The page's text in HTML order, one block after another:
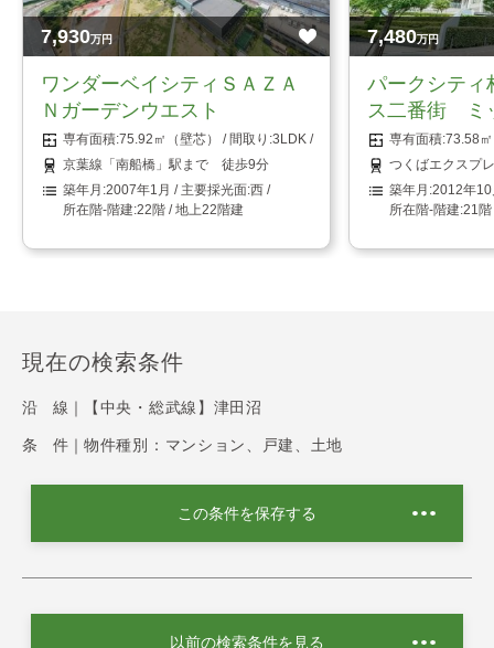
7,930万円
ワンダーベイシティＳＡＺＡ
Ｎガーデンウエスト
75.92㎡（壁芯）
3LDK
京葉線「南船橋」駅まで 徒歩9分
2007年1月
西
22階 / 地上22階建
7,480万円
パークシティ
ス二番街 ミ
73.58
つくばエクスプ
2012年10
21階
現在の検索条件
沿 線｜ 【中央・総武線】津田沼
条 件｜ 物件種別：マンション、戸建、土地
この条件を保存する
以前の検索条件を見る